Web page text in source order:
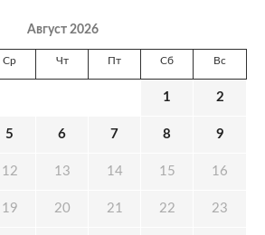
Август 2026
Ср Чт Пт Сб Вс
1 2
5 6 7 8 9
12 13 14 15 16
19 20 21 22 23